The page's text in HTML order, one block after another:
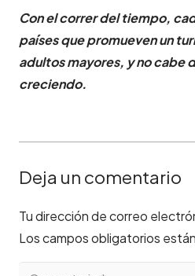
Con el correr del tiempo,
países que promueven un
adultos mayores, y no cabe
creciendo.
Deja un comentario
Tu dirección de correo
Los campos obligatorios